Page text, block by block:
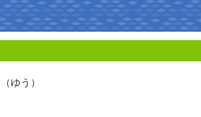
ゆう）